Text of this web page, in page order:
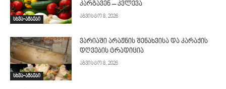
სხვა-ამბები
კარგავენ – კვლევა
აგვისტო 8, 2026
სხვა-ამბები
ვარიაში არაჟნის შენახვისა და კარაქის
დღვების ტრადიცია
აგვისტო 8, 2026